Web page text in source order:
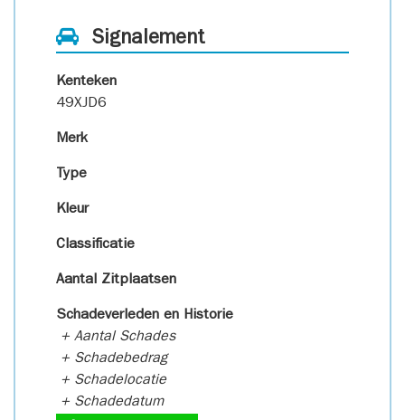
Signalement
Kenteken
49XJD6
Merk
Type
Kleur
Classificatie
Aantal Zitplaatsen
Schadeverleden en Historie
+ Aantal Schades
+ Schadebedrag
+ Schadelocatie
+ Schadedatum